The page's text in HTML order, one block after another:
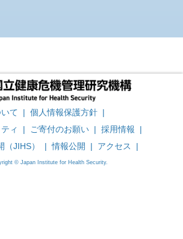
て | 個人情報保護方針 |
ィ
| ご寄付のお願い | 採用情報
|
（JIHS） | 情報公開 | アクセス |
© Japan Institute for Health Security.